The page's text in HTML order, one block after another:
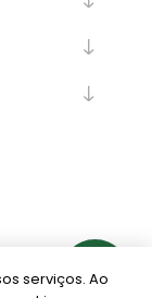
serviços. Ao